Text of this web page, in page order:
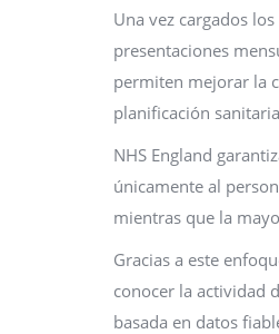
Una vez cargados
presentaciones
permiten mejorar la
planificación
NHS England
únicamente al
mientras que la
Gracias a este
conocer la actividad
basada en datos